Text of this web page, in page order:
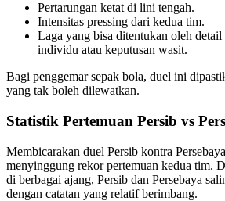
Pertarungan ketat di lini tengah.
Intensitas pressing dari kedua tim.
Laga yang bisa ditentukan oleh detail
individu atau keputusan wasit.
Bagi penggemar sepak bola, duel ini
yang tak boleh dilewatkan.
Statistik Pertemuan Persib vs
Membicarakan duel Persib kontra
menyinggung rekor pertemuan kedua tim.
di berbagai ajang, Persib dan Persebaya
dengan catatan yang relatif berimbang.